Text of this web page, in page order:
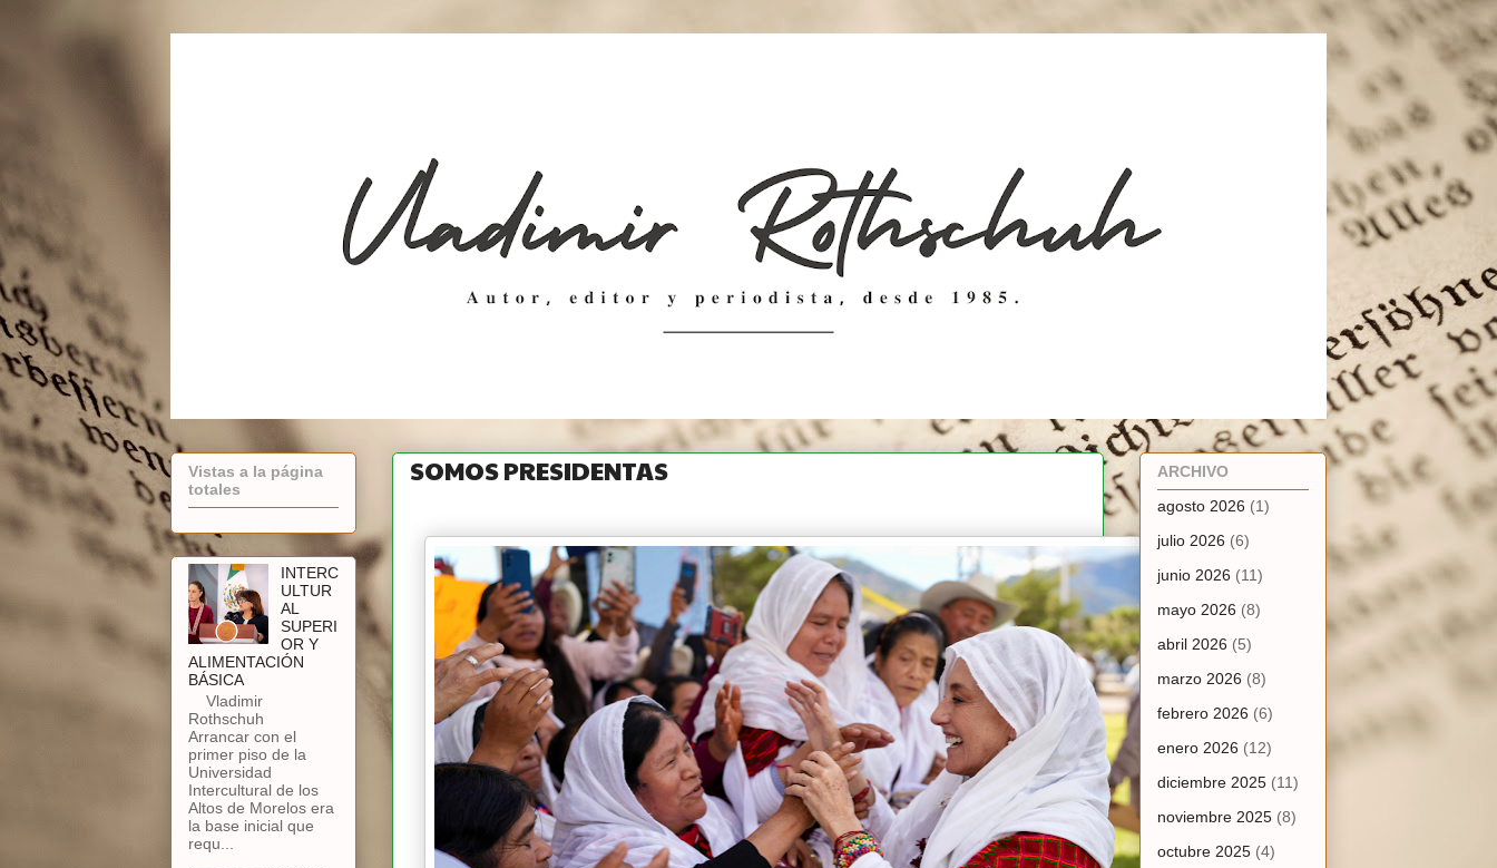
SOMOS PRESIDENTAS
Vistas a la página
totales
INTERC
ULTUR
AL
SUPERI
OR Y
ALIMENTACIÓN
BÁSICA
Vladimir
Rothschuh
Arrancar con el
primer piso de la
Universidad
Intercultural de los
Altos de Morelos era
la base inicial que
requ...
ARCHIVO
agosto 2026 (1)
julio 2026 (6)
junio 2026 (11)
mayo 2026 (8)
abril 2026 (5)
marzo 2026 (8)
febrero 2026 (6)
enero 2026 (12)
diciembre 2025 (11)
noviembre 2025 (8)
octubre 2025 (4)